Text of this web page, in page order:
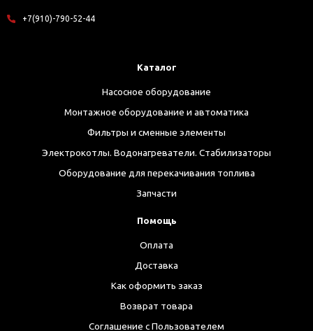
+7(910)-790-52-44
Каталог
Насосное оборудование
Монтажное оборудование и автоматика
Фильтры и сменные элементы
Электрокотлы. Водонагреватели. Стабилизаторы
Оборудование для перекачивания топлива
Запчасти
Помощь
Оплата
Доставка
Как оформить заказ
Возврат товара
Соглашение с Пользователем